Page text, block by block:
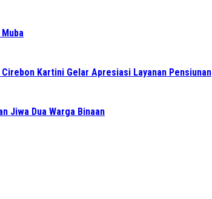
Kartini Gelar Apresiasi Layanan Pensiunan
Jiwa Dua Warga Binaan